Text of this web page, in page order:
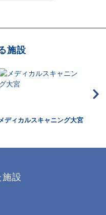
施設
メディカルスキャニング大宮
設